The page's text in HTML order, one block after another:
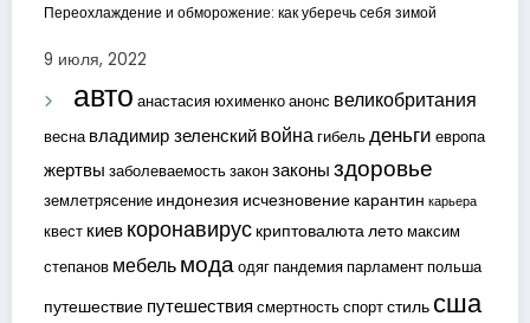
Переохлаждение и обморожение: как уберечь себя зимой
9 июля, 2022
авто анастасия юхименкоанонс великобритания
весна владимир зеленскийвойнагибельденьги европа
жертвы заболеваемостьзаконзаконыздоровье
землетрясение индонезия исчезновение карантин карьера
квест киевкоронавирус криптовалюталетомаксим
степанов мебельмодаодягпандемияпарламентпольша
путешествие путешествия смертностьспортстиль сша